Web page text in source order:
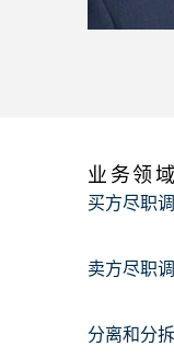
业务领域
买方尽职
卖方尽职
分离和分拆